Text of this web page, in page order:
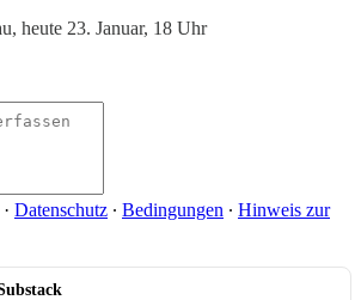
heute 23. Januar, 18 Uhr
· Datenschutz ∙ Bedingungen ∙ Hinweis zur